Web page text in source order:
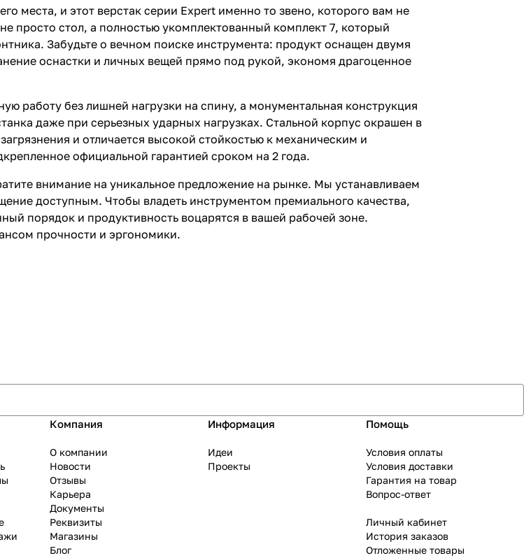
места, и этот верстак серии Expert именно то звено, которого вам не
просто стол, а полностью укомплектованный комплект 7, который
Забудьте о вечном поиске инструмента: продукт оснащен двумя
оснастки и личных вещей прямо под рукой, экономя драгоценное
работу без лишней нагрузки на спину, а монументальная конструкция
даже при серьезных ударных нагрузках. Стальной корпус окрашен в
и отличается высокой стойкостью к механическим и
официальной гарантией сроком на 2 года.
внимание на уникальное предложение на рынке. Мы устанавливаем
доступным. Чтобы владеть инструментом премиального качества,
порядок и продуктивность воцарятся в вашей рабочей зоне.
прочности и эргономики.
Компания
О компании
Новости
Отзывы
Карьера
Документы
Реквизиты
Магазины
Блог
Информация
Идеи
Проекты
Помощь
Условия оплаты
Условия доставки
Гарантия на товар
Вопрос-ответ
Личный кабинет
История заказов
Отложенные товары